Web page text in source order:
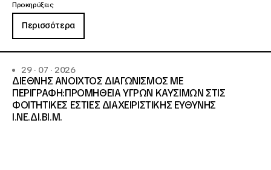
Προκηρύξεις
Περισσότερα
29 · 07 · 2026
ΔΙΕΘΝΗΣ ΑΝΟΙΧΤΟΣ ΔΙΑΓΩΝΙΣΜΟΣ ΜΕ
ΠΕΡΙΓΡΑΦΗ:ΠΡΟΜΗΘΕΙΑ ΥΓΡΩΝ ΚΑΥΣΙΜΩΝ ΣΤΙΣ
ΦΟΙΤΗΤΙΚΕΣ ΕΣΤΙΕΣ ΔΙΑΧΕΙΡΙΣΤΙΚΗΣ ΕΥΘΥΝΗΣ
Ι.ΝΕ.ΔΙ.ΒΙ.Μ.